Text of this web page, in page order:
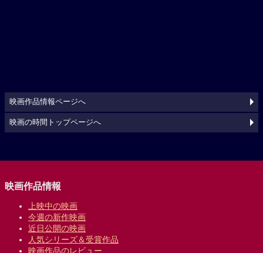
映画作品情報ページへ
映画の時間トップページへ
映画作品情報
上映中の映画
今週の新作映画
近日公開の映画
人気シリーズ＆受賞作品
映画作品のレビュー